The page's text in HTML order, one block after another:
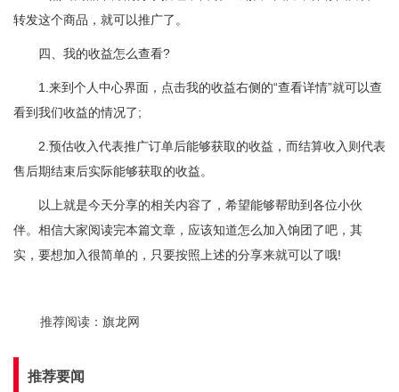
转发这个商品，就可以推广了。
四、我的收益怎么查看?
1.来到个人中心界面，点击我的收益右侧的“查看详情”就可以查
看到我们收益的情况了;
2.预估收入代表推广订单后能够获取的收益，而结算收入则代表
售后期结束后实际能够获取的收益。
以上就是今天分享的相关内容了，希望能够帮助到各位小伙
伴。相信大家阅读完本篇文章，应该知道怎么加入饷团了吧，其
实，要想加入很简单的，只要按照上述的分享来就可以了哦!
推荐阅读： 旗龙网
推荐要闻